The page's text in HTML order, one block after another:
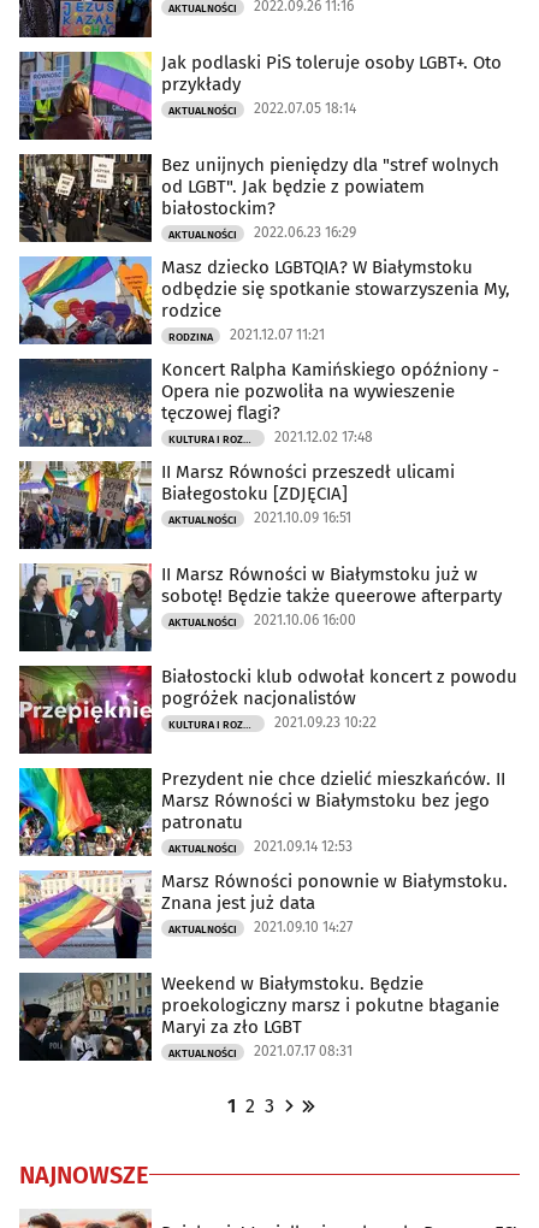
AKTUALNOŚCI 2022.09.26 11:16
Jak podlaski PiS toleruje osoby LGBT+. Oto
przykłady
AKTUALNOŚCI 2022.07.05 18:14
Bez unijnych pieniędzy dla "stref wolnych
od LGBT". Jak będzie z powiatem
białostockim?
AKTUALNOŚCI 2022.06.23 16:29
Masz dziecko LGBTQIA? W Białymstoku
odbędzie się spotkanie stowarzyszenia My,
rodzice
RODZINA 2021.12.07 11:21
Koncert Ralpha Kamińskiego opóźniony -
Opera nie pozwoliła na wywieszenie
tęczowej flagi?
2021.12.02 17:48
II Marsz Równości przeszedł ulicami
Białegostoku [ZDJĘCIA]
AKTUALNOŚCI 2021.10.09 16:51
II Marsz Równości w Białymstoku już w
sobotę! Będzie także queerowe afterparty
AKTUALNOŚCI 2021.10.06 16:00
Białostocki klub odwołał koncert z powodu
pogróżek nacjonalistów
2021.09.23 10:22
Prezydent nie chce dzielić mieszkańców. II
Marsz Równości w Białymstoku bez jego
patronatu
AKTUALNOŚCI 2021.09.14 12:53
Marsz Równości ponownie w Białymstoku.
Znana jest już data
AKTUALNOŚCI 2021.09.10 14:27
Weekend w Białymstoku. Będzie
proekologiczny marsz i pokutne błaganie
Maryi za zło LGBT
AKTUALNOŚCI 2021.07.17 08:31
1 2 3
NAJNOWSZE